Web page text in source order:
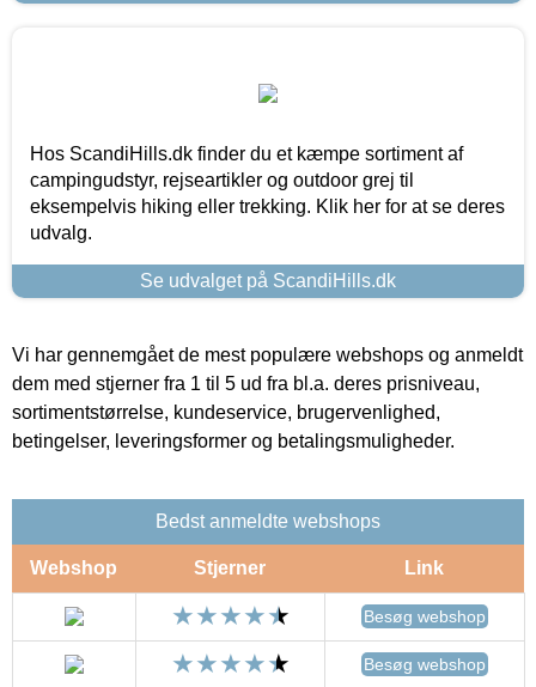
Hos ScandiHills.dk finder du et kæmpe sortiment af
campingudstyr, rejseartikler og outdoor grej til
eksempelvis hiking eller trekking. Klik her for at se deres
udvalg.
Se udvalget på ScandiHills.dk
Vi har gennemgået de mest populære webshops og anmeldt
dem med stjerner fra 1 til 5 ud fra bl.a. deres prisniveau,
sortimentstørrelse, kundeservice, brugervenlighed,
betingelser, leveringsformer og betalingsmuligheder.
Bedst anmeldte webshops
Webshop Stjerner Link
Besøg webshop
Besøg webshop